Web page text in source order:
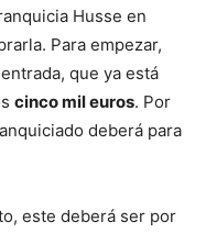
Husse en
Para empezar,
que ya está
cinco mil euros. Por
deberá para
este deberá ser por